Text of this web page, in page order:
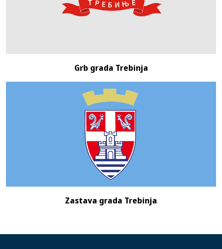
Grb grada Trebinja
Zastava grada Trebinja